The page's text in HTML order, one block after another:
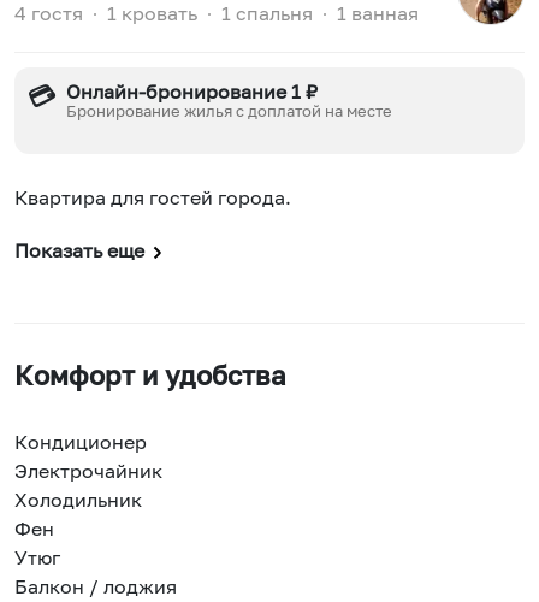
4 гостя ∙ 1 кровать ∙ 1 спальня ∙ 1 ванная
💳 Онлайн-бронирование 1 ₽
Бронирование жилья с доплатой на месте
Квартира для гостей города.
Показать еще
Комфорт и удобства
Кондиционер
Электрочайник
Холодильник
Фен
Утюг
Балкон / лоджия